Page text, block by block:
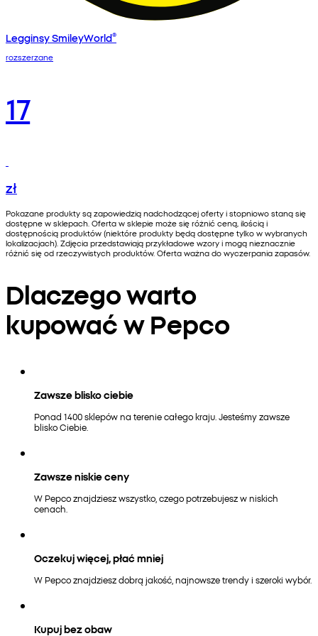
Legginsy SmileyWorld®
rozszerzane
17
zł
Pokazane produkty są zapowiedzią nadchodzącej oferty i stopniowo staną się
dostępne w sklepach. Oferta w sklepie może się różnić ceną, ilością i
dostępnością produktów (niektóre produkty będą dostępne tylko w wybranych
lokalizacjach). Zdjęcia przedstawiają przykładowe wzory i mogą nieznacznie
różnić się od rzeczywistych produktów. Oferta ważna do wyczerpania zapasów.
Dlaczego warto
kupować w Pepco
Zawsze blisko ciebie
Ponad 1400 sklepów na terenie całego kraju. Jesteśmy zawsze
blisko Ciebie.
Zawsze niskie ceny
W Pepco znajdziesz wszystko, czego potrzebujesz w niskich
cenach.
Oczekuj więcej, płać mniej
W Pepco znajdziesz dobrą jakość, najnowsze trendy i szeroki wybór.
Kupuj bez obaw